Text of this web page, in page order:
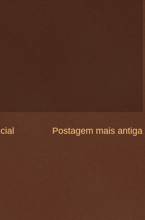
Postagem mais antiga